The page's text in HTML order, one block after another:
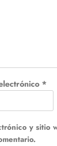
*
y sitio